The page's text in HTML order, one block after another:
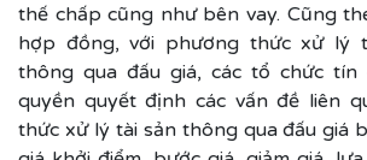
thế chấp cũng như bên vay. Cũng
hợp đồng, với phương thức xử lý
thông qua đấu giá, các tổ chức tín
quyền quyết định các vấn đề liên
thức xử lý tài sản thông qua đấu giá